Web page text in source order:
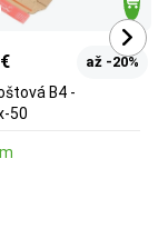
až -20%
B4 -
50